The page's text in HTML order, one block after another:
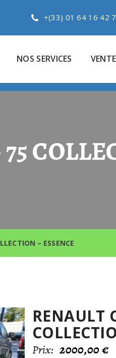
+(33) 01 64 16 42
NOS SERVICES VENTE
– ESSENCE
RENAULT
Prix: 2000,00€